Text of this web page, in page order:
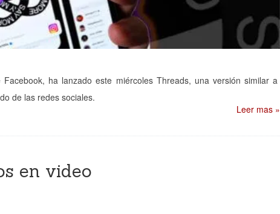
ha lanzado este miércoles Threads, una versión similar a
de las redes sociales.
Leer mas »
en video